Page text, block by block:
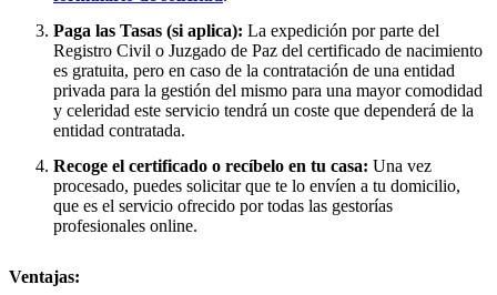
Paga las Tasas (si aplica): La expedición por parte del
Registro Civil o Juzgado de Paz del certificado de nacimiento
es gratuita, pero en caso de la contratación de una entidad
privada para la gestión del mismo para una mayor comodidad
y celeridad este servicio tendrá un coste que dependerá de la
entidad contratada.
Recoge el certificado o recíbelo en tu casa: Una vez
procesado, puedes solicitar que te lo envíen a tu domicilio,
que es el servicio ofrecido por todas las gestorías
profesionales online.
Ventajas: